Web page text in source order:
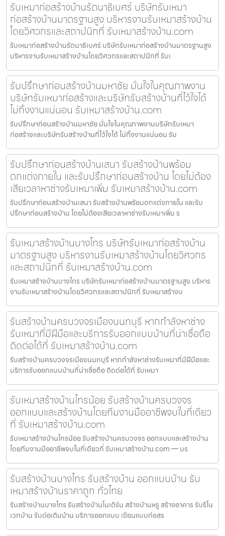
รับเหมาก่อสร้างบ้านรัตนาธิเบศร์ บริษัทรับเหมา
ก่อสร้างบ้านมาตรฐานสูง บริหารงานรับเหมาสร้างบ้าน
โดยวิศวกรและสถาปนิกที่ รับเหมาสร้างบ้าน.com
รับเหมาก่อสร้างบ้านรัตนาธิเบศร์ บริษัทรับเหมาก่อสร้างบ้านมาตรฐานสูง
บริหารงานรับเหมาสร้างบ้านโดยวิศวกรและสถาปนิกที่ รับเ
รับปรึกษาก่อนสร้างบ้านมหาชัย มั่นใจในคุณภาพงาน
บริษัทรับเหมาก่อสร้างและบริษัทรับสร้างบ้านที่ไว้ใจได้
ไม่ทิ้งงานแน่นอน รับเหมาสร้างบ้าน.com
รับปรึกษาก่อนสร้างบ้านมหาชัย มั่นใจในคุณภาพงานบริษัทรับเหมา
ก่อสร้างและบริษัทรับสร้างบ้านที่ไว้ใจได้ ไม่ทิ้งงานแน่นอน รับ
รับปรึกษาก่อนสร้างบ้านเสนา รับสร้างบ้านพร้อม
ตกแต่งภายใน และรับปรึกษาก่อนสร้างบ้าน โดยไม่ต้อง
เสียเวลาหาช่างรับเหมาเพิ่ม รับเหมาสร้างบ้าน.com
รับปรึกษาก่อนสร้างบ้านเสนา รับสร้างบ้านพร้อมตกแต่งภายใน และรับ
ปรึกษาก่อนสร้างบ้าน โดยไม่ต้องเสียเวลาหาช่างรับเหมาเพิ่ม ร
รับเหมาสร้างบ้านบางไทร บริษัทรับเหมาก่อสร้างบ้าน
มาตรฐานสูง บริหารงานรับเหมาสร้างบ้านโดยวิศวกร
และสถาปนิกที่ รับเหมาสร้างบ้าน.com
รับเหมาสร้างบ้านบางไทร บริษัทรับเหมาก่อสร้างบ้านมาตรฐานสูง บริหาร
งานรับเหมาสร้างบ้านโดยวิศวกรและสถาปนิกที่ รับเหมาสร้างบ
รับสร้างบ้านครบวงจรเมืองนนทบุรี หากกำลังหาช่าง
รับเหมาที่มีฝีมือและบริการรับออกแบบบ้านที่น่าเชื่อถือ
ติดต่อได้ที่ รับเหมาสร้างบ้าน.com
รับสร้างบ้านครบวงจรเมืองนนทบุรี หากกำลังหาช่างรับเหมาที่มีฝีมือและ
บริการรับออกแบบบ้านที่น่าเชื่อถือ ติดต่อได้ที่ รับเหมา
รับเหมาสร้างบ้านไทรน้อย รับสร้างบ้านครบวงจร
ออกแบบและสร้างบ้านโดยทีมงานมืออาชีพจบในที่เดียว
ที่ รับเหมาสร้างบ้าน.com
รับเหมาสร้างบ้านไทรน้อย รับสร้างบ้านครบวงจร ออกแบบและสร้างบ้าน
โดยทีมงานมืออาชีพจบในที่เดียวที่ รับเหมาสร้างบ้าน.com — บร
รับสร้างบ้านบางไทร รับสร้างบ้าน ออกแบบบ้าน รับ
เหมาสร้างบ้านราคาถูก ทั่วไทย
รับสร้างบ้านบางไทร รับสร้างบ้านโมเดิร์น สร้างบ้านหรู สร้างอาคาร รับรีโน
เวทบ้าน รับต่อเติมบ้าน บริการออกแบบ เขียนแบบก่อสร